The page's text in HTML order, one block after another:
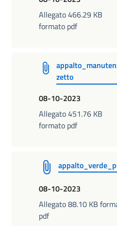
Allegato 466.29 KB
formato pdf
zetto
08-10-2023
Allegato 451.76 KB
formato pdf
08-10-2023
Allegato 88.10 KB
pdf